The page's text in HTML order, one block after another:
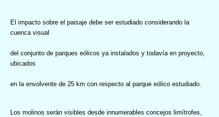
El impacto sobre el paisaje debe ser estudiado considerando la
cuenca visual
del conjunto de parques eólicos ya instalados y todavía en proyecto,
ubicados
en la envolvente de 25 km con respecto al parque eólico estudiado.
Los molinos serán visibles desde innumerables concejos limítrofes,